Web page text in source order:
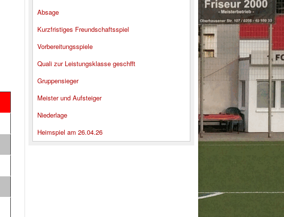
Absage
Kurzfristiges Freundschaftsspiel
Vorbereitungsspiele
Quali zur Leistungsklasse geschfft
Gruppensieger
Meister und Aufsteiger
Niederlage
Heimspiel am 26.04.26